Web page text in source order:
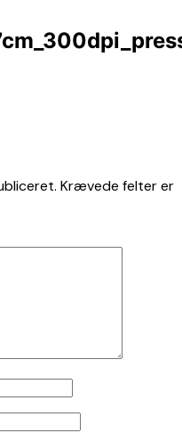
Krævede felter er